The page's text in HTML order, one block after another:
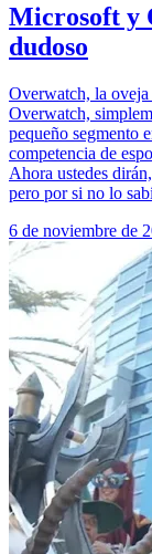
Microsoft y
dudoso
Overwatch, la oveja
Overwatch,
pequeño segmento
competencia de
Ahora ustedes
pero por si no lo
6 de noviembre de